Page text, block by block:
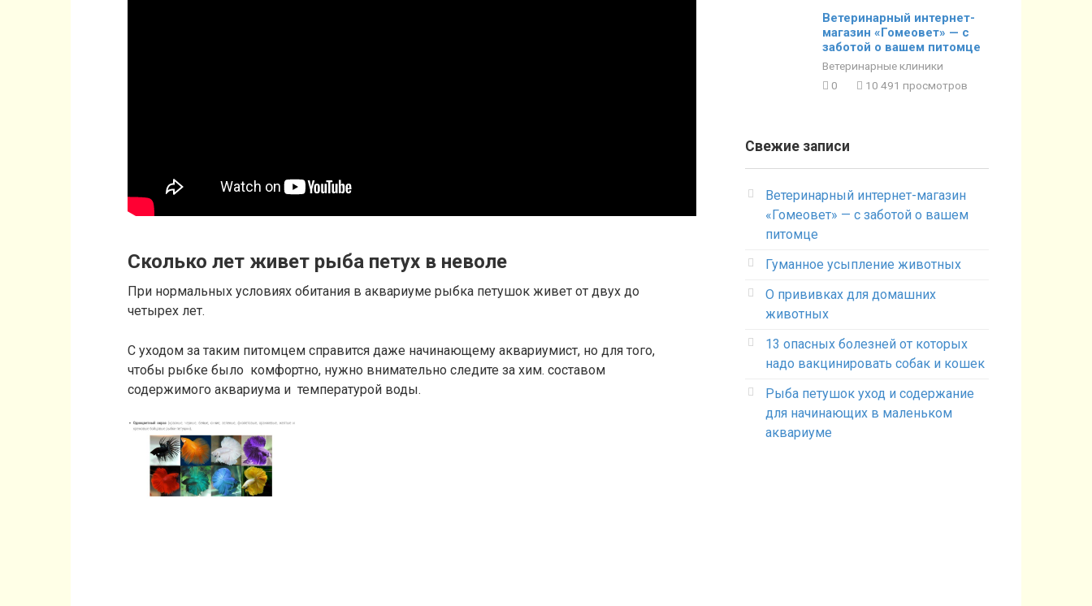
Сколько лет живет рыба петух в неволе
При нормальных условиях обитания в аквариуме рыбка петушок живет от двух до
четырех лет.
С уходом за таким питомцем справится даже начинающему аквариумист, но для того,
чтобы рыбке было комфортно, нужно внимательно следите за хим. составом
содержимого аквариума и температурой воды.
Ветеринарный интернет-
магазин «Гомеовет» — с
заботой о вашем питомце
Ветеринарные клиники
0
10 491 просмотров
Свежие записи
Ветеринарный интернет-магазин
«Гомеовет» — с заботой о вашем
питомце
Гуманное усыпление животных
О прививках для домашних
животных
13 опасных болезней от которых
надо вакцинировать собак и кошек
Рыба петушок уход и содержание
для начинающих в маленьком
аквариуме